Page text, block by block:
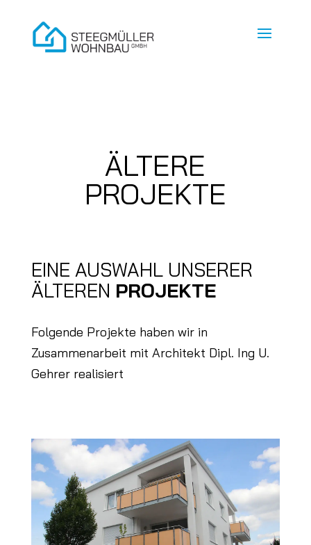
ÄLTERE
PROJEKTE
EINE AUSWAHL UNSERER
ÄLTEREN PROJEKTE
Folgende Projekte haben wir in
Zusammenarbeit mit Architekt Dipl. Ing U.
Gehrer realisiert